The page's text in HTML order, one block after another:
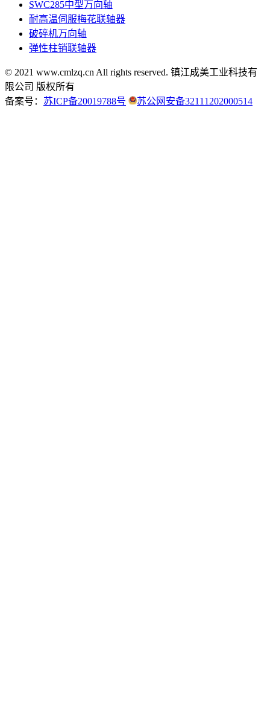
SWC285中型万向轴
耐高温伺服梅花联轴器
破碎机万向轴
弹性柱销联轴器
© 2021 www.cmlzq.cn All rights reserved. 镇江成美工业科技有
限公司 版权所有
备案号： 苏ICP备20019788号 苏公网安备32111202000514